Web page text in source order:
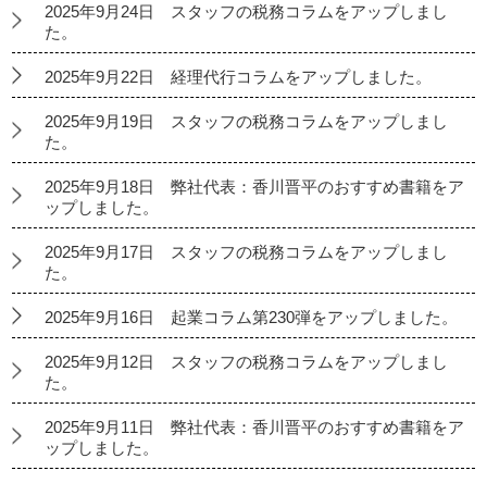
2025年9月24日 スタッフの税務コラムをアップしまし
た。
2025年9月22日 経理代行コラムをアップしました。
2025年9月19日 スタッフの税務コラムをアップしまし
た。
2025年9月18日 弊社代表：香川晋平のおすすめ書籍をア
ップしました。
2025年9月17日 スタッフの税務コラムをアップしまし
た。
2025年9月16日 起業コラム第230弾をアップしました。
2025年9月12日 スタッフの税務コラムをアップしまし
た。
2025年9月11日 弊社代表：香川晋平のおすすめ書籍をア
ップしました。